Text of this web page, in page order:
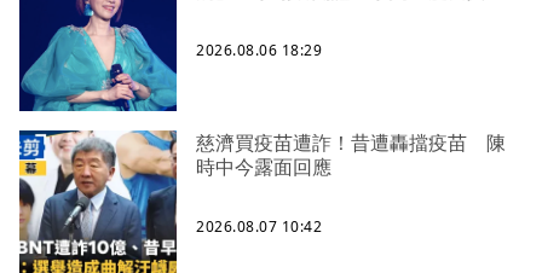
2026.08.06 18:29
慈濟買疫苗遭詐！昔遭轟擋疫苗 陳
時中今露面回應
2026.08.07 10:42